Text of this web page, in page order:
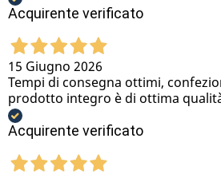
Acquirente verificato
15 Giugno 2026
Tempi di consegna ottimi,
prodotto integro è di ottima
Acquirente verificato